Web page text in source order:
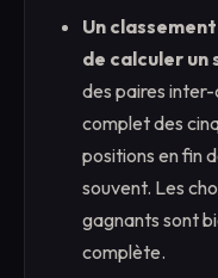
Un
de calculer un
des paires
complet des
positions en fin
souvent. Les
gagnants sont
complète.